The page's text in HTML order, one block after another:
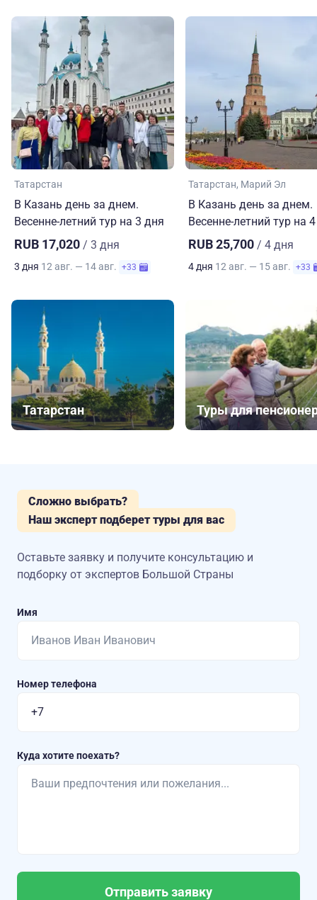
Татарстан
В Казань день за днем.
Весенне-летний тур на 3 дня
RUB 17,020 / 3 дня
3 дня 12 авг. — 14 авг. +33
Татарстан Марий Эл
В Казань день за днем.
Весенне-летний тур на
RUB 25,700 / 4 дня
4 дня 12 авг. — 15 авг. +33
Татарстан Туры для
Сложно выбрать?
Наш эксперт подберет туры для вас
Оставьте заявку и получите консультацию и
подборку от экспертов Большой Страны
Имя
Номер телефона
Куда хотите поехать?
Отправить заявку